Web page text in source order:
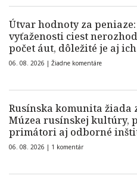
Útvar hodnoty za peniaze:
vyťaženosti ciest
počet áut, dôležité je aj
06. 08. 2026 | Žiadne komentáre
Rusínska komunita žiada
Múzea rusínskej kultúry,
primátori aj odborné
06. 08. 2026 | 1 komentár